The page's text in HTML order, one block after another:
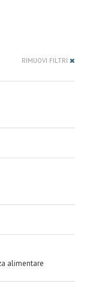
RIMUOVI FILTRI
alimentare